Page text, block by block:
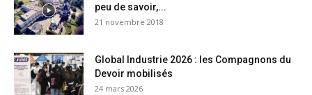
peu de savoir,...
21 novembre 2018
Global Industrie 2026 : les Compagnons du
Devoir mobilisés
24 mars 2026